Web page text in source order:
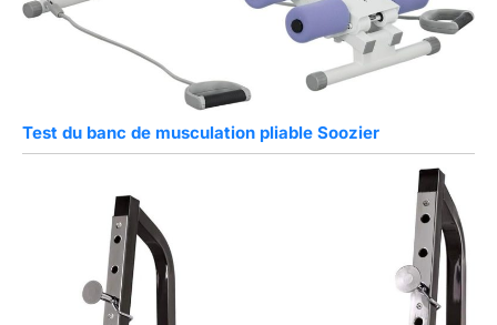
Test du banc de musculation pliable Soozier